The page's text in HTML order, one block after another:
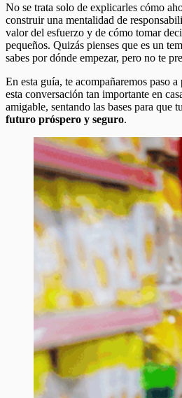
No se trata solo de explicarles cómo
construir una mentalidad de
valor del esfuerzo y de cómo tomar
pequeños. Quizás pienses que es un
sabes por dónde empezar, pero no te
En esta guía, te acompañaremos paso
esta conversación tan importante en
amigable, sentando las bases para que
futuro próspero y seguro.